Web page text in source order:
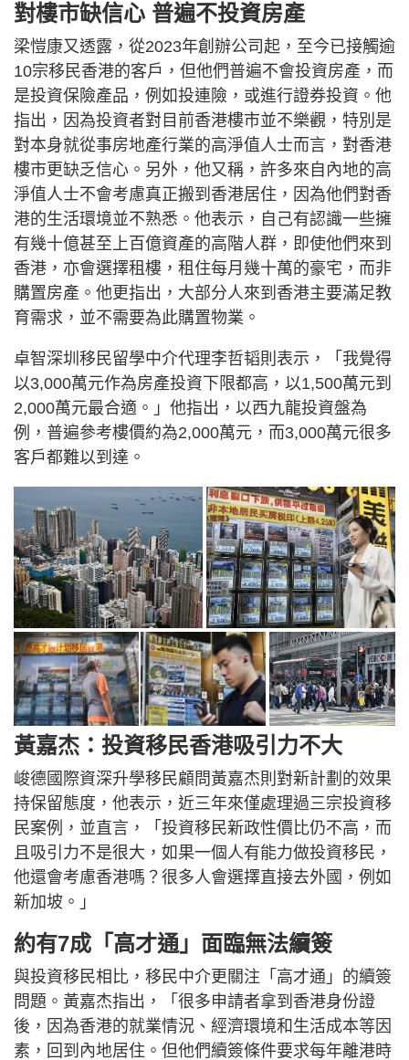
對樓市缺信心 普遍不投資房產
梁愷康又透露，從2023年創辦公司起，至今已接觸逾
10宗移民香港的客戶，但他們普遍不會投資房產，而
是投資保險產品，例如投連險，或進行證券投資。他
指出，因為投資者對目前香港樓市並不樂觀，特別是
對本身就從事房地產行業的高淨值人士而言，對香港
樓市更缺乏信心。另外，他又稱，許多來自內地的高
淨值人士不會考慮真正搬到香港居住，因為他們對香
港的生活環境並不熟悉。他表示，自己有認識一些擁
有幾十億甚至上百億資產的高階人群，即使他們來到
香港，亦會選擇租樓，租住每月幾十萬的豪宅，而非
購置房產。他更指出，大部分人來到香港主要滿足教
育需求，並不需要為此購置物業。
卓智深圳移民留學中介代理李哲韬則表示，「我覺得
以3,000萬元作為房產投資下限都高，以1,500萬元到
2,000萬元最合適。」他指出，以西九龍投資盤為
例，普遍參考樓價約為2,000萬元，而3,000萬元很多
客戶都難以到達。
黃嘉杰：投資移民香港吸引力不大
峻德國際資深升學移民顧問黃嘉杰則對新計劃的效果
持保留態度，他表示，近三年來僅處理過三宗投資移
民案例，並直言，「投資移民新政性價比仍不高，而
且吸引力不是很大，如果一個人有能力做投資移民，
他還會考慮香港嗎？很多人會選擇直接去外國，例如
新加坡。」
約有7成「高才通」面臨無法續簽
與投資移民相比，移民中介更關注「高才通」的續簽
問題。黃嘉杰指出，「很多申請者拿到香港身份證
後，因為香港的就業情況、經濟環境和生活成本等因
素，回到內地居住。但他們續簽條件要求每年離港時